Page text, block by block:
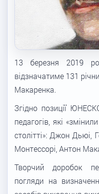
13 березня 2019
відзначатиме 131
Макаренка.
Згідно позиції
педагогів, які
столітті»: Джон Дьюі,
Монтессорі, Антон
Творчий доробок
погляди на